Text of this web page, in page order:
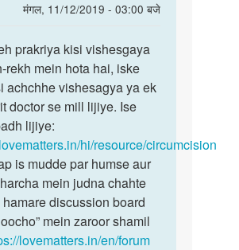
मंगल, 11/12/2019 - 03:00 बजे
prakriya kisi vishesgaya
rekh mein hota hai, iske
achchhe vishesagya ya ek
doctor se mill lijiye. Ise
lijiye:
hi/resource/circumcision
is mudde par humse aur
mein judna chahte
hamare discussion board
mein zaroor shamil
lovematters.in/en/forum